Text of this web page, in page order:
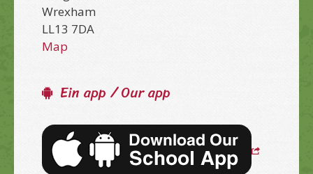
Wrexham
LL13 7DA
Map
Ein app / Our app